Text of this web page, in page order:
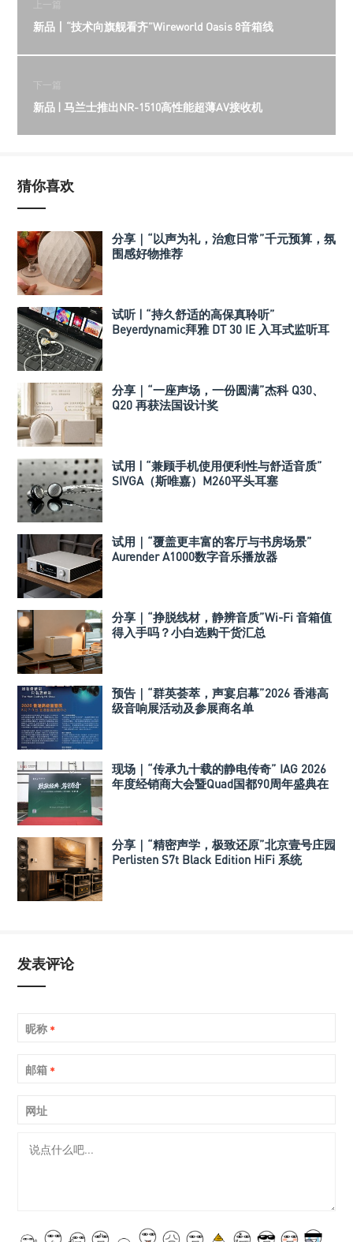
上一篇
新品丨“技术向旗舰看齐”Wireworld Oasis 8音箱线
下一篇
新品 | 马兰士推出NR-1510高性能超薄AV接收机
猜你喜欢
分享｜“以声为礼，治愈日常”千元预算，氛
围感好物推荐
试听 | “持久舒适的高保真聆听”
Beyerdynamic拜雅 DT 30 IE 入耳式监听耳
分享｜“一座声场，一份圆满”杰科 Q30、
Q20 再获法国设计奖
试用 | “兼顾手机使用便利性与舒适音质”
SIVGA（斯唯嘉）M260平头耳塞
试用｜“覆盖更丰富的客厅与书房场景”
Aurender A1000数字音乐播放器
分享｜“挣脱线材，静辨音质”Wi-Fi 音箱值
得入手吗？小白选购干货汇总
预告｜“群英荟萃，声宴启幕”2026 香港高
级音响展活动及参展商名单
现场｜“传承九十载的静电传奇” IAG 2026
年度经销商大会暨Quad国都90周年盛典在
分享｜“精密声学，极致还原”北京壹号庄园
Perlisten S7t Black Edition HiFi 系统
发表评论
昵称 *
邮箱 *
网址